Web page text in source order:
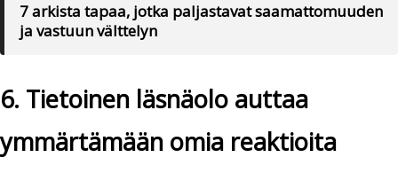
7 arkista tapaa, jotka paljastavat saamattomuuden
ja vastuun välttelyn
6. Tietoinen läsnäolo auttaa
ymmärtämään omia reaktioita